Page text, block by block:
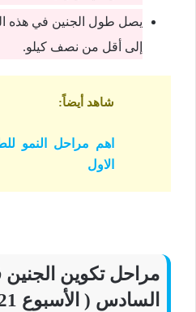
إلى أقل من نصف كيلو.
شاهد أيضاً:
اهم مراحل النمو
الاول
مراحل تكوين الجنين
السادس ( الأسبوع 21 حتى 24)